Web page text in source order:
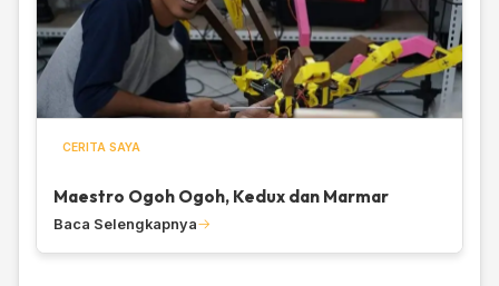
CERITA SAYA
Maestro Ogoh Ogoh, Kedux dan Marmar
Baca Selengkapnya